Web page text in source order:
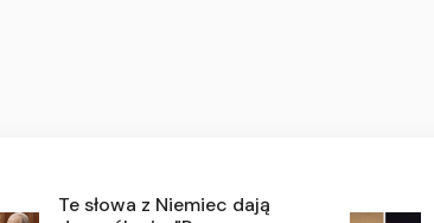
Te słowa z Niemiec dają